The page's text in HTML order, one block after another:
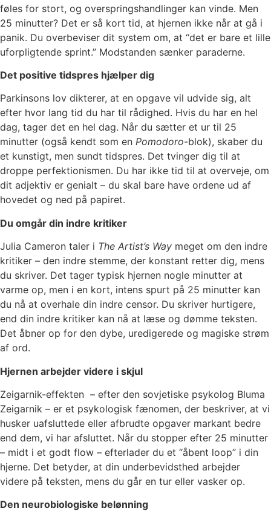
føles for stort, og overspringshandlinger kan vinde. Men
25 minutter? Det er så kort tid, at hjernen ikke når at gå i
panik. Du overbeviser dit system om, at “det er bare et lille
uforpligtende sprint.” Modstanden sænker paraderne.
Det positive tidspres hjælper dig
Parkinsons lov dikterer, at en opgave vil udvide sig, alt
efter hvor lang tid du har til rådighed. Hvis du har en hel
dag, tager det en hel dag. Når du sætter et ur til 25
minutter (også kendt som en Pomodoro-blok), skaber du
et kunstigt, men sundt tidspres. Det tvinger dig til at
droppe perfektionismen. Du har ikke tid til at overveje, om
dit adjektiv er genialt – du skal bare have ordene ud af
hovedet og ned på papiret.
Du omgår din indre kritiker
Julia Cameron taler i The Artist’s Way meget om den indre
kritiker – den indre stemme, der konstant retter dig, mens
du skriver. Det tager typisk hjernen nogle minutter at
varme op, men i en kort, intens spurt på 25 minutter kan
du nå at overhale din indre censor. Du skriver hurtigere,
end din indre kritiker kan nå at læse og dømme teksten.
Det åbner op for den dybe, uredigerede og magiske strøm
af ord.
Hjernen arbejder videre i skjul
Zeigarnik-effekten – efter den sovjetiske psykolog Bluma
Zeigarnik – er et psykologisk fænomen, der beskriver, at vi
husker uafsluttede eller afbrudte opgaver markant bedre
end dem, vi har afsluttet. Når du stopper efter 25 minutter
– midt i et godt flow – efterlader du et “åbent loop” i din
hjerne. Det betyder, at din underbevidsthed arbejder
videre på teksten, mens du går en tur eller vasker op.
Den neurobiologiske belønning